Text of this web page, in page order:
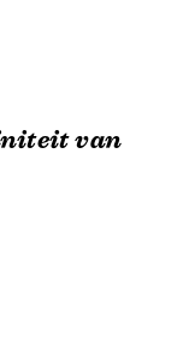
van